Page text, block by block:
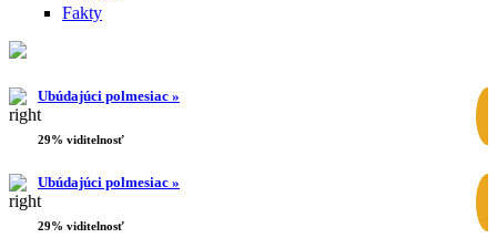
Fakty
Ubúdajúci polmesiac »
29% viditelnosť
Ubúdajúci polmesiac »
29% viditelnosť